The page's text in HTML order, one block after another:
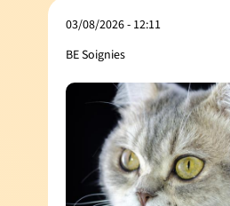
03/08/2026 - 12:11
BE Soignies